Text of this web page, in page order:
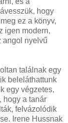
hogy
ez a könyv,
igen modern,
angol nyelvű
találnak egy
beleláthattunk
egy végzetes,
hogy a tanár
felvázolódik
Irene Hussnak